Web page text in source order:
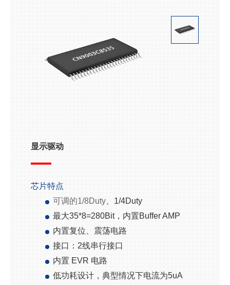
显示驱动
芯片特点
可调的1/8Duty
1/4Duty
最大35*8=280Bit，内置Buffer AMP
内置复位、震荡电路
接口： 2线串行接口
内置 EVR 电路
低功耗设计，典型情况下电流为5uA